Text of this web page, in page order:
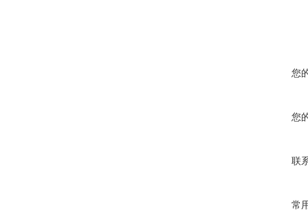
您
您
联
常